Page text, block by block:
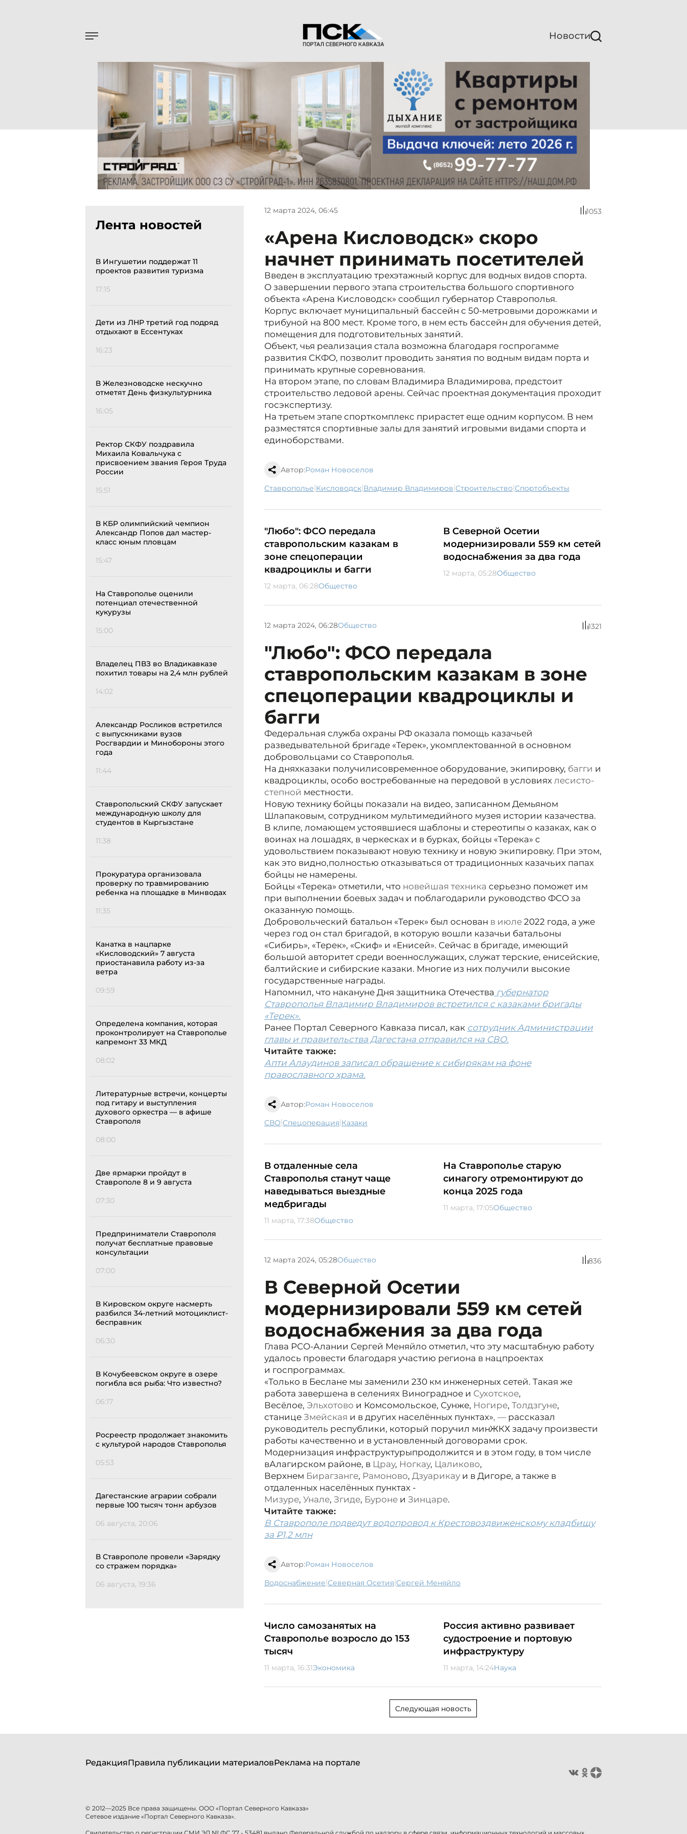
Новости
Лента новостей
В Ингушетии поддержат 11
проектов развития туризма
17:15
Дети из ЛНР третий год подряд
отдыхают в Ессентуках
16:23
В Железноводске нескучно
отметят День физкультурника
16:05
Ректор СКФУ поздравила
Михаила Ковальчука с
присвоением звания Героя Труда
России
15:51
В КБР олимпийский чемпион
Александр Попов дал мастер-
класс юным пловцам
15:47
На Ставрополье оценили
потенциал отечественной
кукурузы
15:00
Владелец ПВЗ во Владикавказе
похитил товары на 2,4 млн рублей
14:02
Александр Росликов встретился
с выпускниками вузов
Росгвардии и Минобороны этого
года
11:44
Ставропольский СКФУ запускает
международную школу для
студентов в Кыргызстане
11:38
Прокуратура организовала
проверку по травмированию
ребенка на площадке в Минводах
11:35
Канатка в нацпарке
«Кисловодский» 7 августа
приостанавила работу из-за
ветра
09:59
Определена компания, которая
проконтролирует на Ставрополье
капремонт 33 МКД
08:02
Литературные встречи, концерты
под гитару и выступления
духового оркестра — в афише
Ставрополя
08:00
Две ярмарки пройдут в
Ставрополе 8 и 9 августа
07:30
Предприниматели Ставрополя
получат бесплатные правовые
консультации
07:00
В Кировском округе насмерть
разбился 34-летний мотоциклист-
бесправник
06:30
В Кочубеевском округе в озере
погибла вся рыба: Что известно?
06:17
Росреестр продолжает знакомить
с культурой народов Ставрополья
05:53
Дагестанские аграрии собрали
первые 100 тысяч тонн арбузов
06 августа, 20:06
В Ставрополе провели «Зарядку
со стражем порядка»
06 августа, 19:36
12 марта 2024, 06:45 1053
«Арена Кисловодск» скоро
начнет принимать посетителей
Введен в эксплуатацию трехэтажный корпус для водных видов спорта.
О завершении первого этапа строительства большого спортивного
объекта «Арена Кисловодск» сообщил губернатор Ставрополья.
Корпус включает муниципальный бассейн с 50-метровыми дорожками и
трибуной на 800 мест. Кроме того, в нем есть бассейн для обучения детей,
помещения для подготовительных занятий.
Объект, чья реализация стала возможна благодаря госпрогамме
развития СКФО, позволит проводить занятия по водным видам порта и
принимать крупные соревнования.
На втором этапе, по словам Владимира Владимирова, предстоит
строительство ледовой арены. Сейчас проектная документация проходит
госэкспертизу.
На третьем этапе спорткомплекс прирастет еще одним корпусом. В нем
разместятся спортивные залы для занятий игровыми видами спорта и
единоборствами.
Автор:Роман Новоселов
Ставрополье| Кисловодск| Владимир Владимиров| строительство| спортобъекты
"Любо": ФСО передала
ставропольским казакам в
зоне спецоперации
квадроциклы и багги
12 марта, 06:28Общество
В Северной Осетии
модернизировали 559 км сетей
водоснабжения за два года
12 марта, 05:28Общество
12 марта 2024, 06:28Общество 1321
"Любо": ФСО передала
ставропольским казакам в зоне
спецоперации квадроциклы и
багги
Федеральная служба охраны РФ оказала помощь казачьей
разведывательной бригаде «Терек», укомплектованной в основном
добровольцами со Ставрополья.
На дняхказаки получилисовременное оборудование, экипировку, багги и
квадроциклы, особо востребованные на передовой в условиях лесисто-
степной местности.
Новую технику бойцы показали на видео, записанном Демьяном
Шлапаковым, сотрудником мультимедийного музея истории казачества.
В клипе, ломающем устоявшиеся шаблоны и стереотипы о казаках, как о
воинах на лошадях, в черкесках и в бурках, бойцы «Терека» с
удовольствием показывают новую технику и новую экипировку. При этом,
как это видно,полностью отказываться от традиционных казачьих папах
бойцы не намерены.
Бойцы «Терека» отметили, что новейшая техника серьезно поможет им
при выполнении боевых задач и поблагодарили руководство ФСО за
оказанную помощь.
Добровольческий батальон «Терек» был основан в июле 2022 года, а уже
через год он стал бригадой, в которую вошли казачьи батальоны
«Сибирь», «Терек», «Скиф» и «Енисей». Сейчас в бригаде, имеющий
большой авторитет среди военнослужащих, служат терские, енисейские,
балтийские и сибирские казаки. Многие из них получили высокие
государственные награды.
Напомнил, что накануне Дня защитника Отечества губернатор
Ставрополья Владимир Владимиров встретился с казаками бригады
«Терек».
Ранее Портал Северного Кавказа писал, как сотрудник Администрации
главы и правительства Дагестана отправился на СВО.
Читайте также:
Апти Алаудинов записал обращение к сибирякам на фоне
православного храма.
Автор:Роман Новоселов
СВО| спецоперация| казаки
В отдаленные села
Ставрополья станут чаще
наведываться выездные
медбригады
11 марта, 17:38Общество
На Ставрополье старую
синагогу отремонтируют до
конца 2025 года
11 марта, 17:05Общество
12 марта 2024, 05:28Общество 836
В Северной Осетии
модернизировали 559 км сетей
водоснабжения за два года
Глава РСО-Алании Сергей Меняйло отметил, что эту масштабную работу
удалось провести благодаря участию региона в нацпроектах
и госпрограммах.
«Только в Беслане мы заменили 230 км инженерных сетей. Такая же
работа завершена в селениях Виноградное и Сухотское,
Весёлое, Эльхотово и Комсомольское, Сунже, Ногире, Толдзгуне,
станице Змейская и в других населённых пунктах», — рассказал
руководитель республики, который поручил минЖКХ задачу произвести
работы качественно и в установленный договорами срок.
Модернизация инфраструктурыпродолжится и в этом году, в том числе
вАлагирском районе, в Црау, Ногкау, Цаликово,
Верхнем Бирагзанге, Рамоново, Дзуарикау и в Дигоре, а также в
отдаленных населённых пунктах -
Мизуре, Унале, Згиде, Буроне и Зинцаре.
Читайте также:
В Ставрополе подведут водопровод к Крестовоздвиженскому кладбищу
за ₽1,2 млн
Автор:Роман Новоселов
водоснабжение| Северная Осетия| Сергей Меняйло
Число самозанятых на
Ставрополье возросло до 153
тысяч
11 марта, 16:31Экономика
Россия активно развивает
судостроение и портовую
инфраструктуру
11 марта, 14:24Наука
Следующая новость
РедакцияПравила публикации материаловРеклама на портале
© 2012—2025 Все права защищены. ООО «Портал Северного Кавказа»
Сетевое издание «Портал Северного Кавказа».